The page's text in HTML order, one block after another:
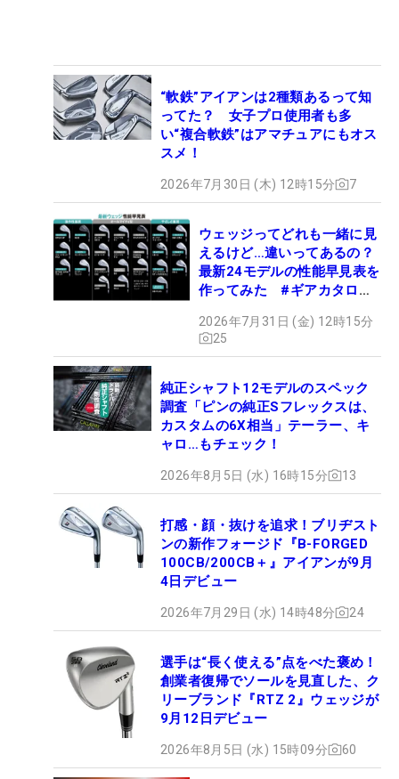
“軟鉄”アイアンは2種類あるって知
ってた？ 女子プロ使用者も多
い“複合軟鉄”はアマチュアにもオス
スメ！
2026年7月30日 (木) 12時15分 7
ウェッジってどれも一緒に見
えるけど…違いってあるの？
最新24モデルの性能早見表を
作ってみた #ギアカタログ
2026年7月31日 (金) 12時15分
25
純正シャフト12モデルのスペック
調査「ピンの純正Sフレックスは、
カスタムの6X相当」テーラー、キ
ャロ…もチェック！
2026年8月5日 (水) 16時15分 13
打感・顔・抜けを追求！ブリヂスト
ンの新作フォージド『B-FORGED
100CB/200CB＋』アイアンが9月
4日デビュー
2026年7月29日 (水) 14時48分 24
選手は“長く使える”点をべた褒め！
創業者復帰でソールを見直した、ク
リーブランド『RTZ 2』ウェッジが
9月12日デビュー
2026年8月5日 (水) 15時09分 60